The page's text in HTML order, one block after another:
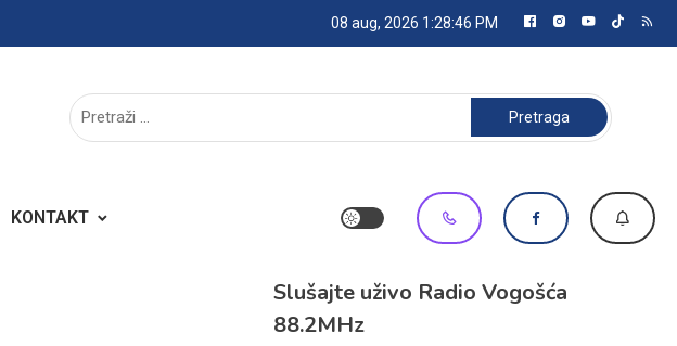
08 aug, 2026 1:28:46 PM
Pretraga:
KONTAKT
Slušajte uživo Radio Vogošća
88.2MHz